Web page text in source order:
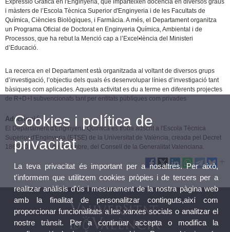
i màsters de l’Escola Tècnica Superior d'Enginyeria i de les Facultats de
Química, Ciències Biològiques, i Farmàcia. A més, el Departament organitza
un Programa Oficial de Doctorat en Enginyeria Química, Ambiental i de
Processos, que ha rebut la Menció cap a l’Excel•lència del Ministeri
d’Educació.
La recerca en el Departament està organitzada al voltant de diversos grups
d’investigació, l’objectiu dels quals és desenvolupar línies d’investigació tant
bàsiques com aplicades. Aquesta activitat es du a terme en diferents projectes
de R+D+I subvencionats tant per entitats públiques com privades
Adscripció
El Departament d'Enginyeria Química es troba adscrit a l'Escola Tècnica
Superior d'Enginyeria (ETSE) de la Universitat de València, creada pel Decret
186/2003, de 19 de setembre, del Consell de la Generalitat Valenciana.
Cookies i política de
privacitat
La teva privacitat és important per a nosaltres. Per això,
t'informem que utilitzem cookies pròpies i de tercers per a
realitzar anàlisis d'ús i mesurament de la nostra pàgina web
amb la finalitat de personalitzar continguts,així com
proporcionar funcionalitats a les xarxes socials o analitzar el
nostre trànsit. Per a continuar accepta o modifica la